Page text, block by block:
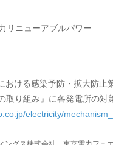
リニューアブルパワー
おける感染予防・拡大防止
り組み』に各発電所の対
electricity/